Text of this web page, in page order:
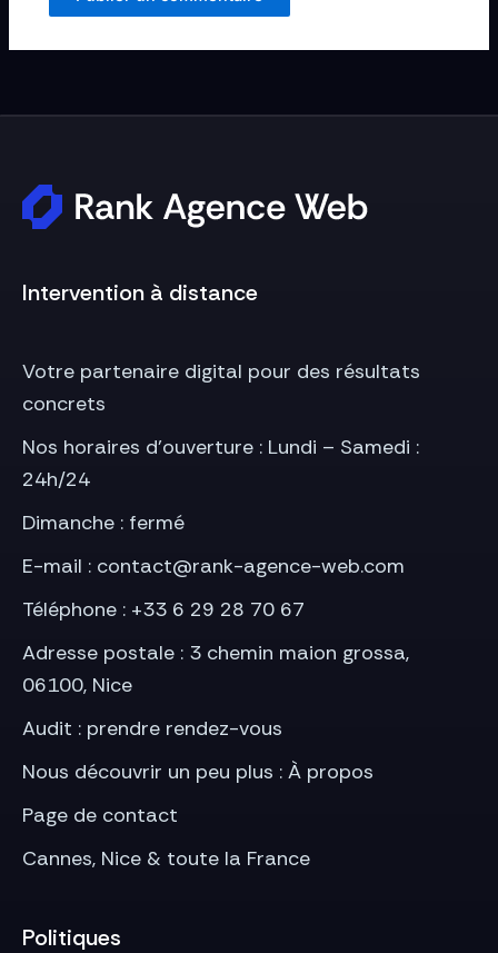
Intervention à distance
Votre partenaire digital pour des résultats
concrets
Nos horaires d’ouverture : Lundi – Samedi :
24h/24
Dimanche : fermé
E-mail : contact@rank-agence-web.com
Téléphone : +33 6 29 28 70 67
Adresse postale : 3 chemin maion grossa,
06100, Nice
Audit : prendre rendez-vous
Nous découvrir un peu plus : À propos
Page de contact
Cannes, Nice & toute la France
Politiques